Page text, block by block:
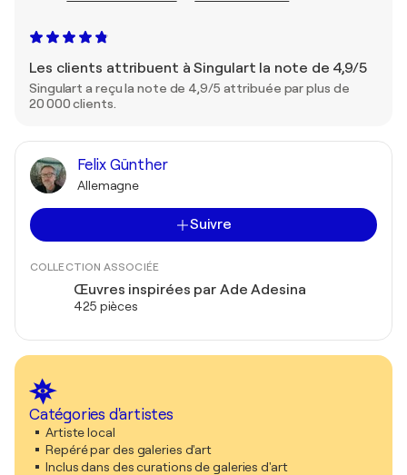
Les clients attribuent à Singulart la note de 4,9/5
Singulart a reçu la note de 4,9/5 attribuée par plus de
20 000 clients.
Felix Günther
Allemagne
Suivre
COLLECTION ASSOCIÉE
Œuvres inspirées par Ade Adesina
425 pièces
Catégories d'artistes
Artiste local
Repéré par des galeries d'art
Inclus dans des curations de galeries d'art